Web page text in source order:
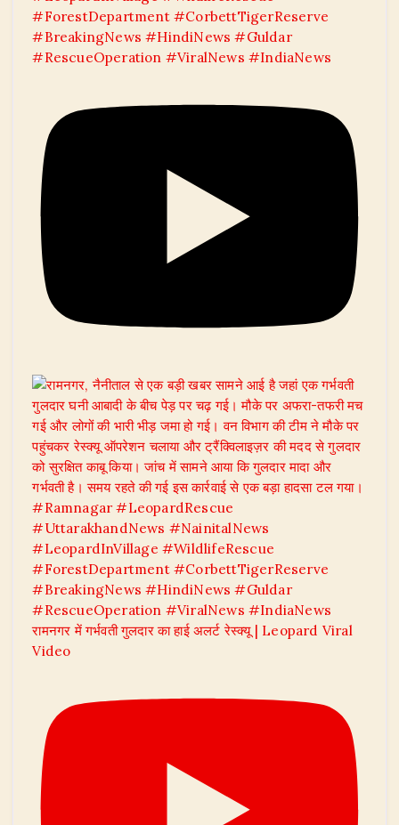
रामनगर में गर्भवती गुलदार का हाई अलर्ट रेस्क्यू | Leopard Viral
Video